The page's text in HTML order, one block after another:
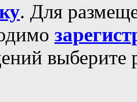
. Для
выберите